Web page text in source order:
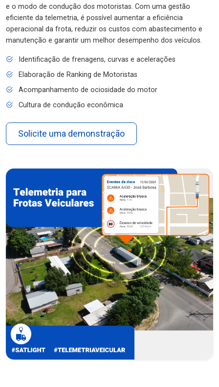
e o modo de condução dos motoristas. Com uma gestão
eficiente da telemetria, é possível aumentar a eficiência
operacional da frota, reduzir os custos com abastecimento e
manutenção e garantir um melhor desempenho dos veículos.
Identificação de frenagens, curvas e acelerações
Elaboração de Ranking de Motoristas
Acompanhamento de ociosidade do motor
Cultura de condução econômica
Solicite uma demonstração